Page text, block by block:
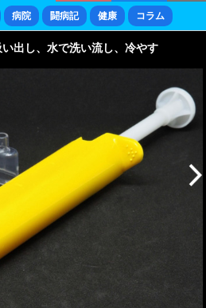
レース
病院 闘病記 健康 コラム
出し、水で洗い流し、冷やす